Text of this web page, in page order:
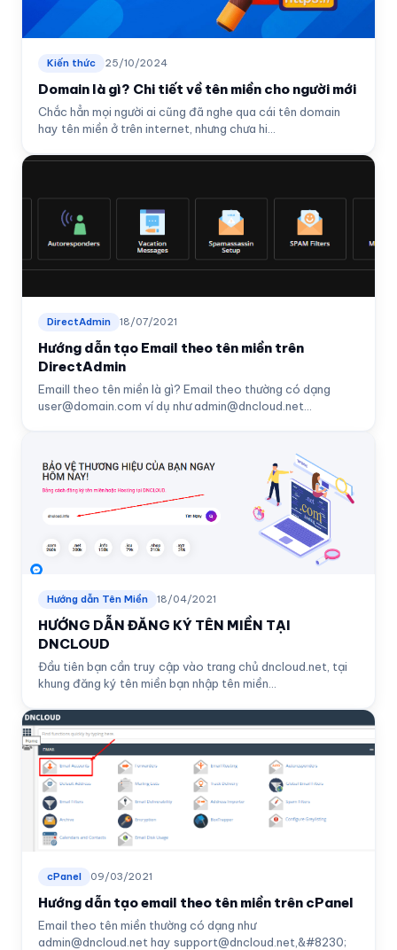
Kiến thức 25/10/2024
Domain là gì? Chi tiết về tên miền cho người mới
Chắc hẳn mọi người ai cũng đã nghe qua cái tên domain
hay tên miền ở trên internet, nhưng chưa hi...
DirectAdmin 18/07/2021
Hướng dẫn tạo Email theo tên miền trên
DirectAdmin
Emaill theo tên miền là gì? Email theo thường có dạng
user@domain.com ví dụ nhưadmin@dncloud.net
Hướng dẫn Tên Miền 18/04/2021
HƯỚNG DẪN ĐĂNG KÝ TÊN MIỀN TẠI
DNCLOUD
Đầu tiên bạn cần truy cập vào trang chủ dncloud.net, tại
khung đăng ký tên miền bạn nhập tên miền...
cPanel 09/03/2021
Hướng dẫn tạo email theo tên miền trên cPanel
Email theo tên miền thường có dạng như
admin@dncloud.net hay support@dncloud.net ,&#8230;